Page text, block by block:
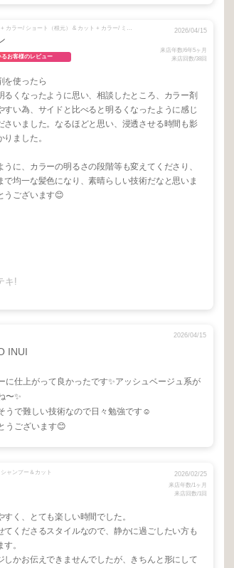
メニュー/ + カラー/ ショート（根元） & カット + カラー/ ミディアム（根元） & カット
お客様のレビュー
2026/04/15
来店年数/6年5ヶ月
来店回数/38回
を使ったら
るくなったように思い、相談したところ、カラー剤
すい為、サイドと比べると明るくなったように感じ
さいました。なるほどと思い、浸透させる時間も影
ました。
うに、カラーの明るさの段階等も変えてくださり、
で均一な髪色になり、素晴らしい技術だなと思いま
うございます😊
キ!
INUI
2026/04/15
に仕上がって良かったです✨アッシュベージュ系が
〜✨
うで難しい技術なので日々勉強です☺️
うございます😊
ャンプー＆カット 2026/02/25
来店年数/1ヶ月
来店回数/1回
すく、とても楽しい時間でした。
てくださるスタイルなので、静かに過ごしたい方も
。
しかお伝えできませんでしたが、きちんと形にして